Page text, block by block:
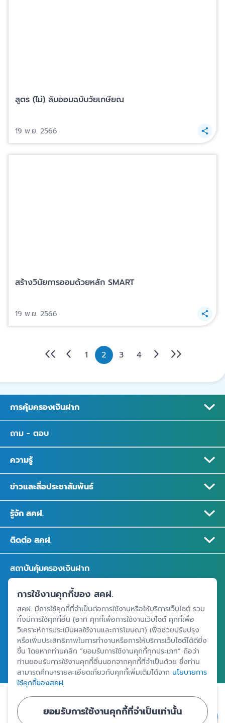
สูตร (ไม่) ลับออมฉบับวัยเกษียณ
19 พ.ย. 2566
สร้างวินัยการออมด้วยหลัก SMART
19 พ.ย. 2566
1 2 3 4
การคุ้มครองเงินฝาก
ถาม - ตอบ
ความรู้
ข่าวและสื่อประชาสัมพันธ์
รู้จัก สคฝ.
ติดต่อ สคฝ.
สถาบันคุ้มครองเงินฝาก
อาคารเอสเจ อินฟินิท วัน บิสซิเนสคอมเพล็กซ์ ชั้น 25 - 27 เลขที่ 349
ถนนวิภาวดีรังสิต แขวงจอมพล เขตจตุจักร กรุงเทพฯ 10900
ศูนย์ข้อมูลคุ้มครองเงินฝาก
ข้อตกลงและเงื่อนไขการใช้งานเว็บไซต์ | นโยบายคุ้มครองข้อมูลส่วนบุคคล |
นโยบายการใช้คุกกี้
การใช้งานคุกกี้ของ สคฝ.
สคฝ. มีการใช้คุกกี้ที่จำเป็นต่อการใช้งานหรือให้บริการเว็บไซต์ รวม
ทั้งมีการใช้คุกกี้อื่น (อาทิ คุกกี้เพื่อการใช้งานเว็บไซต์ คุกกี้เพื่อ
วิเคราะห์การประเมินผลใช้งานและการโฆษณา) เพื่อช่วยปรับปรุง
หรือเพิ่มประสิทธิภาพในการทำงานหรือการให้บริการเว็บไซต์ได้ดียิ่ง
ขึ้น โดยหากท่านคลิก “ยอมรับการใช้งานคุกกี้ทุกประเภท” ถือว่า
ท่านยอมรับการใช้งานคุกกี้อื่นนอกจากคุกกี้ที่จำเป็นด้วย ซึ่งท่าน
สามารถศึกษารายละเอียดเกี่ยวกับคุกกี้เพิ่มเติมได้จาก นโยบายการ
ใช้คุกกี้ของสคฝ.
ยอมรับการใช้งานคุกกี้ที่จำเป็นเท่านั้น